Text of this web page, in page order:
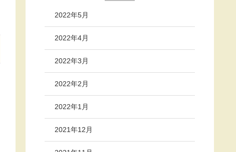
2022年5月
2022年4月
2022年3月
2022年2月
2022年1月
2021年12月